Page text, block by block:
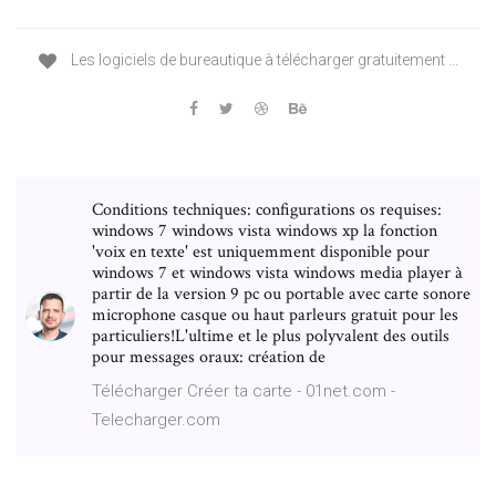
Les logiciels de bureautique à télécharger gratuitement ...
Conditions techniques: configurations os requises:
windows 7 windows vista windows xp la fonction
'voix en texte' est uniquemment disponible pour
windows 7 et windows vista windows media player à
partir de la version 9 pc ou portable avec carte sonore
microphone casque ou haut parleurs gratuit pour les
particuliers!L'ultime et le plus polyvalent des outils
pour messages oraux: création de
Télécharger Créer ta carte - 01net.com -
Telecharger.com